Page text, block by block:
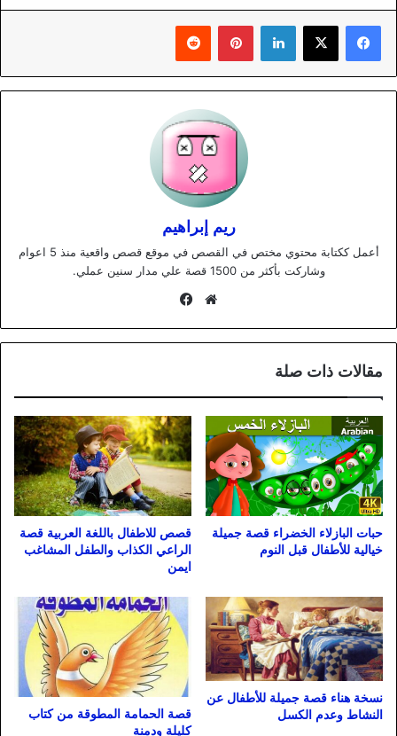
لينكدإن بينتيريست
ريم إبراهيم
أعمل ككتابة محتوي مختص في القصص في موقع قصص واقعية منذ 5 اعوام
وشاركت بأكثر من 1500 قصة علي مدار سنين عملي.
موقع
مقالات ذات صلة
حبات البازلاء الخضراء قصة جميلة
خيالية للأطفال قبل النوم
قصص للاطفال باللغة العربية قصة
الراعي الكذاب والطفل المشاغب
ايمن
نسخة هناء قصة جميلة للأطفال عن
النشاط وعدم الكسل
قصة الحمامة المطوقة من كتاب
كليلة ودمنة